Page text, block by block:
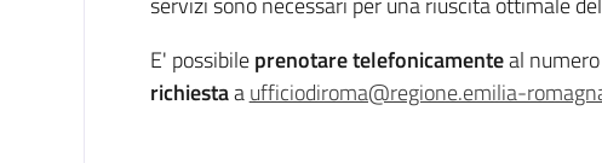
E' possibileprenotaretelefonicamenteal
richiestaaufficiodiroma@regione.emilia-